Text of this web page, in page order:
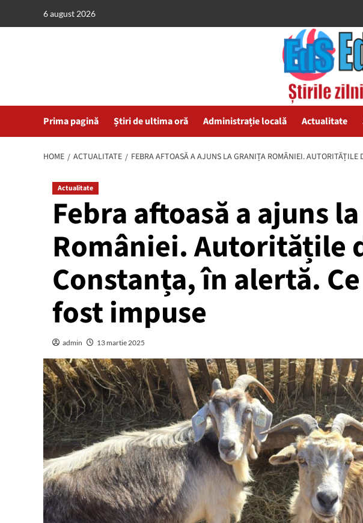
6 august 2026
Prima pagină Știri de ultima oră Administrație locală Actualitate
HOME ACTUALITATE FEBRA AFTOASĂ A AJUNS LA GRANIȚA ROMÂNIEI.
Actualitate
Febra aftoasă a ajuns
României. Autoritățile
Constanța, în alertă.
fost impuse
admin 13 martie 2025